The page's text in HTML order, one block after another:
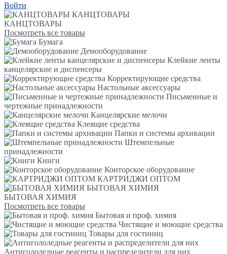
Войти
КАНЦТОВАРЫ
КАНЦТОВАРЫ
Посмотреть все товары
Бумага
Демооборудование
Клейкие ленты
канцелярские и диспенсеры
Корректирующие средства
Настольные аксессуары
Письменные и
чертежные принадлежности
Канцелярские мелочи
Клеящие средства
Папки и системы архивации
Штемпельные
принадлежности
Книги
Конторское оборудование
КАРТРИДЖИ ОПТОМ
БЫТОВАЯ ХИМИЯ
БЫТОВАЯ ХИМИЯ
Посмотреть все товары
Бытовая и проф. химия
Чистящие и моющие средства
Товары для гостиниц
Антигололедные реагенты и распределители для них